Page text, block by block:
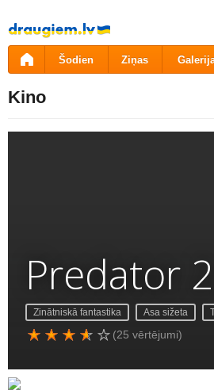
Pāriet
uz
saturu
Šodien Ziņas
Kino
Predator 2
Zinātniskā fantastika Asa sižeta
(25 vērtējumi)